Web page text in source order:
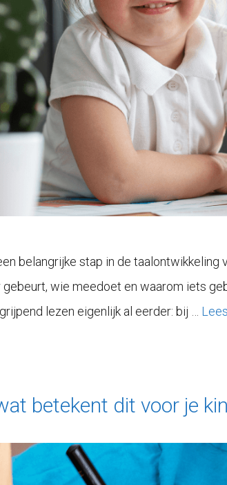
belangrijke stap in de taalontwikkeling
wie meedoet en waarom iets
lezen eigenlijk al eerder: bij …
betekent dit voor je